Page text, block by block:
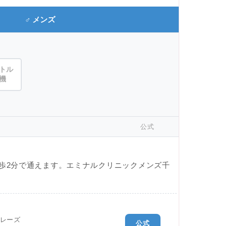
♂ メンズ
ル
公式
2分で通えます。エミナルクリニックメンズ千
ーズ 公式